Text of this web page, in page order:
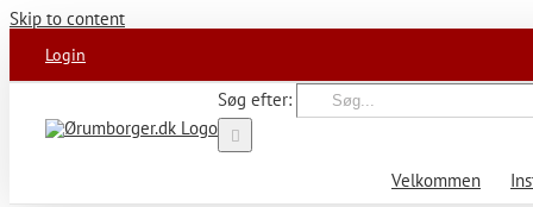
Skip to content
Login
Søg efter:
Velkommen